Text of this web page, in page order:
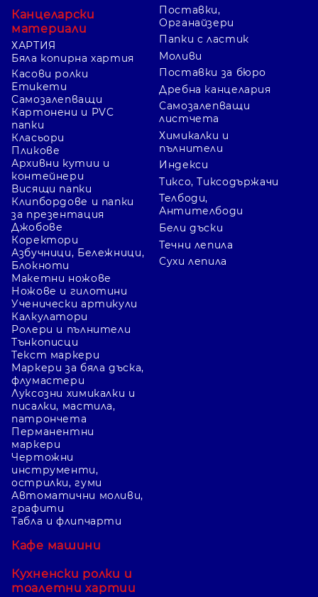
Канцеларски
материали
ХАРТИЯ
Бяла копирна хартия
Касови ролки
Етикети
Самозалепващи
Картонени и PVC
папки
Класьори
Пликове
Архивни кутии и
контейнери
Висящи папки
Клипбордове и папки
за презентация
Джобове
Коректори
Азбучници, Бележници,
Блокноти
Поставки,
Органайзери
Папки с ластик
Моливи
Поставки за бюро
Дребна канцелария
Самозалепващи
листчета
Химикалки и
пълнители
Индекси
Тиксо, Тиксодържачи
Телбоди,
Антителбоди
Бели дъски
Течни лепила
Сухи лепила
Макетни ножове
Ножове и гилотини
Ученически артикули
Калкулатори
Ролери и пълнители
Тънкописци
Текст маркери
Маркери за бяла дъска,
флумастери
Луксозни химикалки и
писалки, мастила,
патрончета
Перманентни
маркери
Чертожни
инструменти,
острилки, гуми
Автоматични моливи,
графити
Табла и флипчарти
Кафе машини
Кухненски ролки и
тоалетни хартии